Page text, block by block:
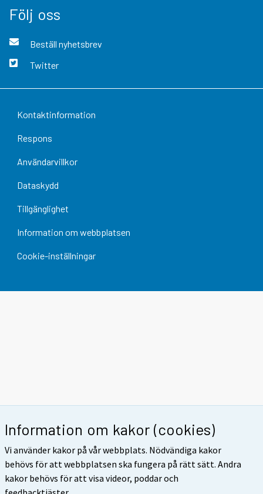
Information om kakor (cookies)
Vi använder kakor på vår webbplats. Nödvändiga kakor
behövs för att webbplatsen ska fungera på rätt sätt. Andra
kakor behövs för att visa videor, poddar och
Följ oss
Beställ nyhetsbrev
Twitter
Kontaktinformation
Respons
Användarvillkor
Dataskydd
Tillgänglighet
Information om webbplatsen
Cookie-inställningar